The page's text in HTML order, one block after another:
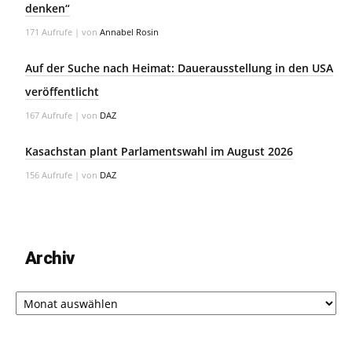
denken“
171 Aufrufe | von Annabel Rosin
Auf der Suche nach Heimat: Dauerausstellung in den USA
veröffentlicht
167 Aufrufe | von DAZ
Kasachstan plant Parlamentswahl im August 2026
156 Aufrufe | von DAZ
Archiv
Archiv